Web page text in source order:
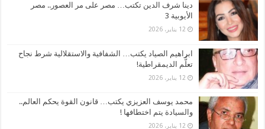
دينا شرف الدين تكتب… مصر على مر العصور.. مصر
الأيوبية 3
12 يناير، 2026
ابراهيم الصياد يكتب… الشفافية والاستقلالية شرط نجاح
تعلُّم الديمقراطية!
12 يناير، 2026
محمد يوسف العزيزي يكتب… قانون القوة يحكم العالم..
والسيادة يتم اختطافها !
12 يناير، 2026